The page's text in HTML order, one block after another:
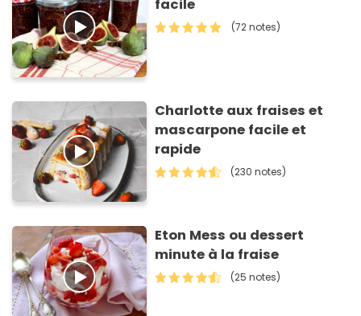
facile
(72 notes)
Charlotte aux fraises et
mascarpone facile et
rapide
(230 notes)
Eton Mess ou dessert
minute à la fraise
(25 notes)